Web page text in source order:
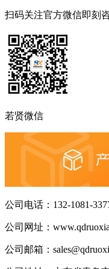
扫码关注官方微信即刻
若贤微信
公司电话： 132-1081-
公司网址：
公司邮箱：